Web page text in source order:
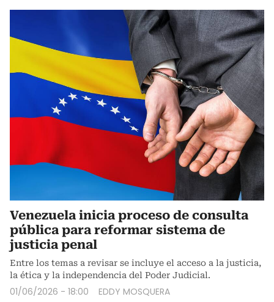
Venezuela inicia proceso de consulta
pública para reformar sistema de
justicia penal
Entre los temas a revisar se incluye el acceso a la justicia,
la ética y la independencia del Poder Judicial.
01/06/2026 - 18:00 EDDY MOSQUERA